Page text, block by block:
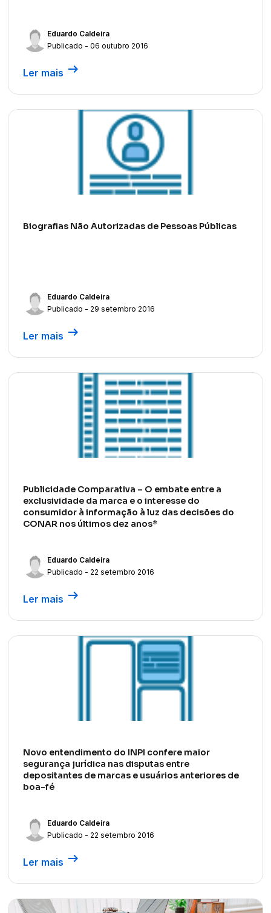
Eduardo Caldeira
Publicado - 06 outubro 2016
Ler mais arrow_right_alt
Biografias Não Autorizadas de Pessoas Públicas
Eduardo Caldeira
Publicado - 29 setembro 2016
Ler mais arrow_right_alt
Publicidade Comparativa – O embate entre a
exclusividade da marca e o interesse do
consumidor à informação à luz das decisões do
CONAR nos últimos dez anos*
Eduardo Caldeira
Publicado - 22 setembro 2016
Ler mais arrow_right_alt
Novo entendimento do INPI confere maior
segurança jurídica nas disputas entre
depositantes de marcas e usuários anteriores de
boa-fé
Eduardo Caldeira
Publicado - 22 setembro 2016
Ler mais arrow_right_alt